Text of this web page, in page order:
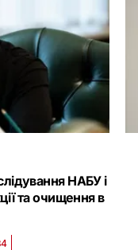
НАБУ і
та очищення в